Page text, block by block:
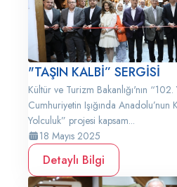
"TAŞIN KALBİ” SERGİSİ
Kültür ve Turizm Bakanlığı'nın
Cumhuriyetin Işığında Anadolu’nun
Yolculuk” projesi kapsam...
18 Mayıs 2025
Detaylı Bilgi